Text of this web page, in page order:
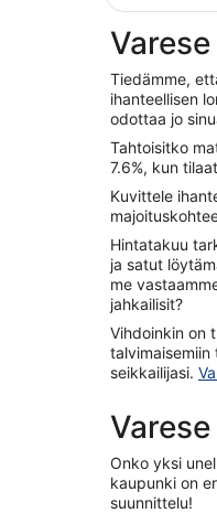
Tiedämme,
ihanteellisen
odottaa jo
Tahtoisitko
7.6%, kun
Kuvittele
Hintatakuu
ja satut
me
jahkailisit?
Vihdoinkin on
talvimaisemiin
seikkailijasi.
Onko yksi
kaupunki on
suunnittelu!